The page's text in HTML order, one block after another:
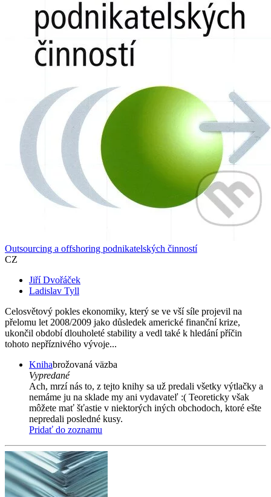
Outsourcing a offshoring podnikatelských činností
CZ
Jiří Dvořáček
Ladislav Tyll
Celosvětový pokles ekonomiky, který se ve vší síle projevil na
přelomu let 2008/2009 jako důsledek americké finanční krize,
ukončil období dlouholeté stability a vedl také k hledání příčin
tohoto nepříznivého vývoje...
Knihabrožovaná väzba
Vypredané
Ach, mrzí nás to, z tejto knihy sa už predali všetky výtlačky a
nemáme ju na sklade my ani vydavateľ :( Teoreticky však
môžete mať šťastie v niektorých iných obchodoch, ktoré ešte
nepredali posledné kusy.
Pridať do zoznamu